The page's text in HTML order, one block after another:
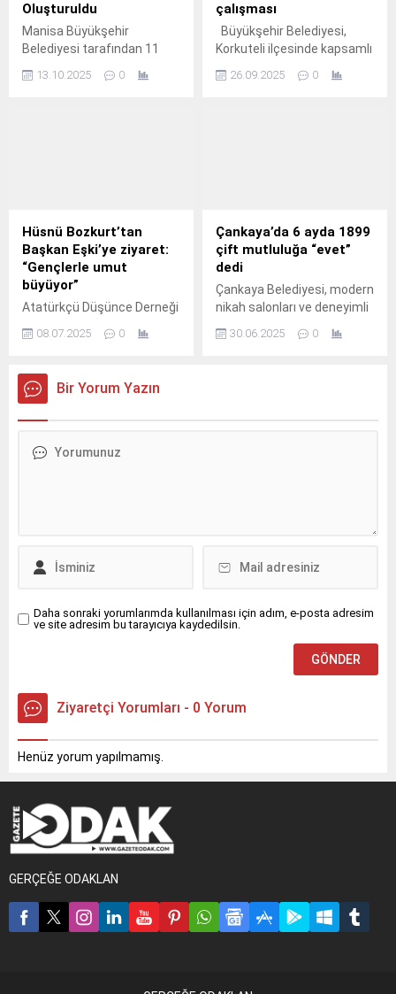
Oluşturuldu
Manisa Büyükşehir
Belediyesi tarafından 11
Günü dolayısıyla 15
13.10.2025 0
çalışması
Büyükşehir Belediyesi,
Korkuteli ilçesinde kapsamlı
başlatıyor.
26.09.2025 0
Hüsnü Bozkurt’tan
Başkan Eşki’ye ziyaret:
“Gençlerle umut
büyüyor”
Atatürkçü Düşünce Derneği
Bozkurt, İzmir
Bornova Belediye Başkanı
Ömer Eşki’yi ziyaret ederek
08.07.2025 0
Çankaya’da 6 ayda 1899
çift mutluluğa “evet”
dedi
Çankaya Belediyesi, modern
nikah salonları ve deneyimli
günlerini unutulmaz kılmaya
30.06.2025 0
Bir Yorum Yazın
Daha sonraki yorumlarımda kullanılması için adım, e-posta adresim
ve site adresim bu tarayıcıya kaydedilsin.
Ziyaretçi Yorumları - 0 Yorum
Henüz yorum yapılmamış.
GERÇEĞE ODAKLAN